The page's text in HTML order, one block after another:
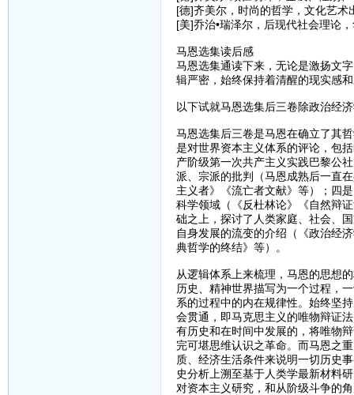
[德]齐美尔，时尚的哲学，文化艺术
[美]乔治•瑞泽尔，后现代社会理论
马恩选集读后感
马恩选集通读下来，无论是激扬文
辑严密，始终保持着清醒的现实感
以下试就马恩选集后三卷除政治经
马恩选集后三卷是马恩在确立了其
是对世界资本主义体系的评论，包
产阶级第一次共产主义实践巴黎公
派、宗派的批判（马恩成熟后一直
主义者》《流亡者文献》等）；四
科学领域（《反杜林论》《自然辩
础之上，探讨了人类家庭、社会、
自身发展的流变的介绍（《政治经
典哲学的终结》等）。
从逻辑体系上来梳理，马恩的思想
历史、精神世界描写为一个过程，
系的过程中的内在规律性。始终坚
会贯通，即马克思主义的唯物辩证
有历史和在时间中发展的，将唯物
完可堪思维认识之革命。而马恩之
质、经济生活条件来说明一切历史
史分析上溯至基于人类学最新材料
对资本主义研究，和从阶级斗争的